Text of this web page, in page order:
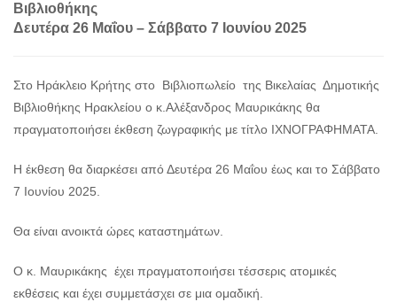
Βιβλιοθήκης
Δευτέρα 26 Μαΐου – Σάββατο 7 Ιουνίου 2025
Στο Ηράκλειο Κρήτης στο Βιβλιοπωλείο της Βικελαίας Δημοτικής
Βιβλιοθήκης Ηρακλείου ο κ.Αλέξανδρος Μαυρικάκης θα
πραγματοποιήσει έκθεση ζωγραφικής με τίτλο ΙΧΝΟΓΡΑΦΗΜΑΤΑ.
Η έκθεση θα διαρκέσει από Δευτέρα 26 Μαΐου έως και το Σάββατο
7 Ιουνίου 2025.
Θα είναι ανοικτά ώρες καταστημάτων.
Ο κ. Μαυρικάκης έχει πραγματοποιήσει τέσσερις ατομικές
εκθέσεις και έχει συμμετάσχει σε μια ομαδική.